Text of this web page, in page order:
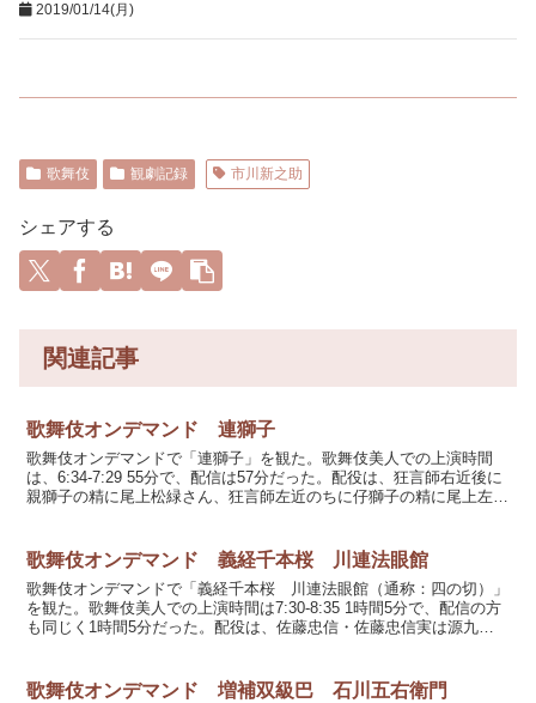
2019/01/14(月)
歌舞伎 観劇記録 市川新之助
シェアする
関連記事
歌舞伎オンデマンド 連獅子
歌舞伎オンデマンドで「連獅子」を観た。歌舞伎美人での上演時間
は、6:34-7:29 55分で、配信は57分だった。配役は、狂言師右近後に
親獅子の精に尾上松緑さん、狂言師左近のちに仔獅子の精に尾上左近
歌舞伎オンデマンド 義経千本桜 川連法眼館
歌舞伎オンデマンドで「義経千本桜 川連法眼館（通称：四の切）」
を観た。歌舞伎美人での上演時間は7:30-8:35 1時間5分で、配信の方
も同じく1時間5分だった。配役は、佐藤忠信・佐藤忠信実は源九郎
歌舞伎オンデマンド 増補双級巴 石川五右衛門